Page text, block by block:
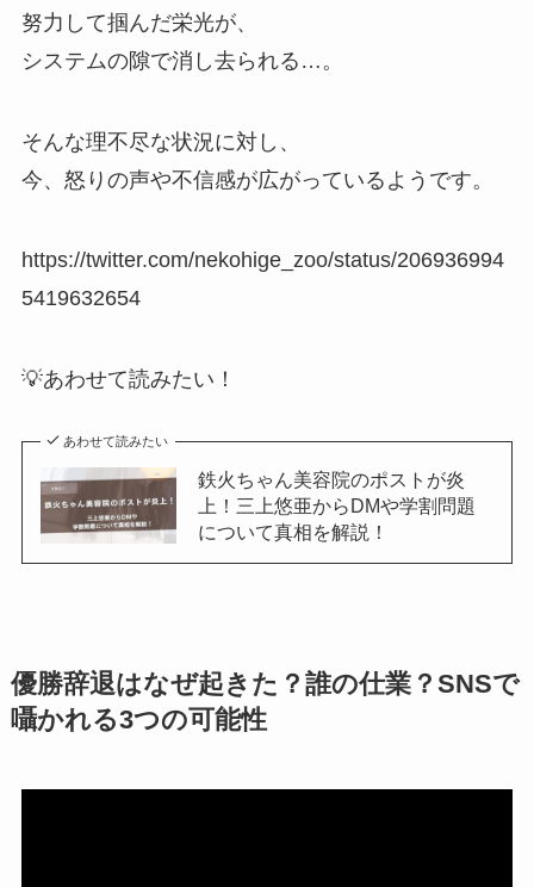
努力して掴んだ栄光が、
システムの隙で消し去られる…。
そんな理不尽な状況に対し、
今、怒りの声や不信感が広がっているようです。
https://twitter.com/nekohige_zoo/status/206936994
5419632654
💡あわせて読みたい！
あわせて読みたい
鉄火ちゃん美容院のポストが炎
上！三上悠亜からDMや学割問題
について真相を解説！
優勝辞退はなぜ起きた？誰の仕業？SNSで
囁かれる3つの可能性